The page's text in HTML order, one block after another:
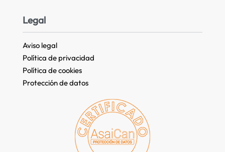
Legal
Aviso legal
Política de privacidad
Política de cookies
Protección de datos